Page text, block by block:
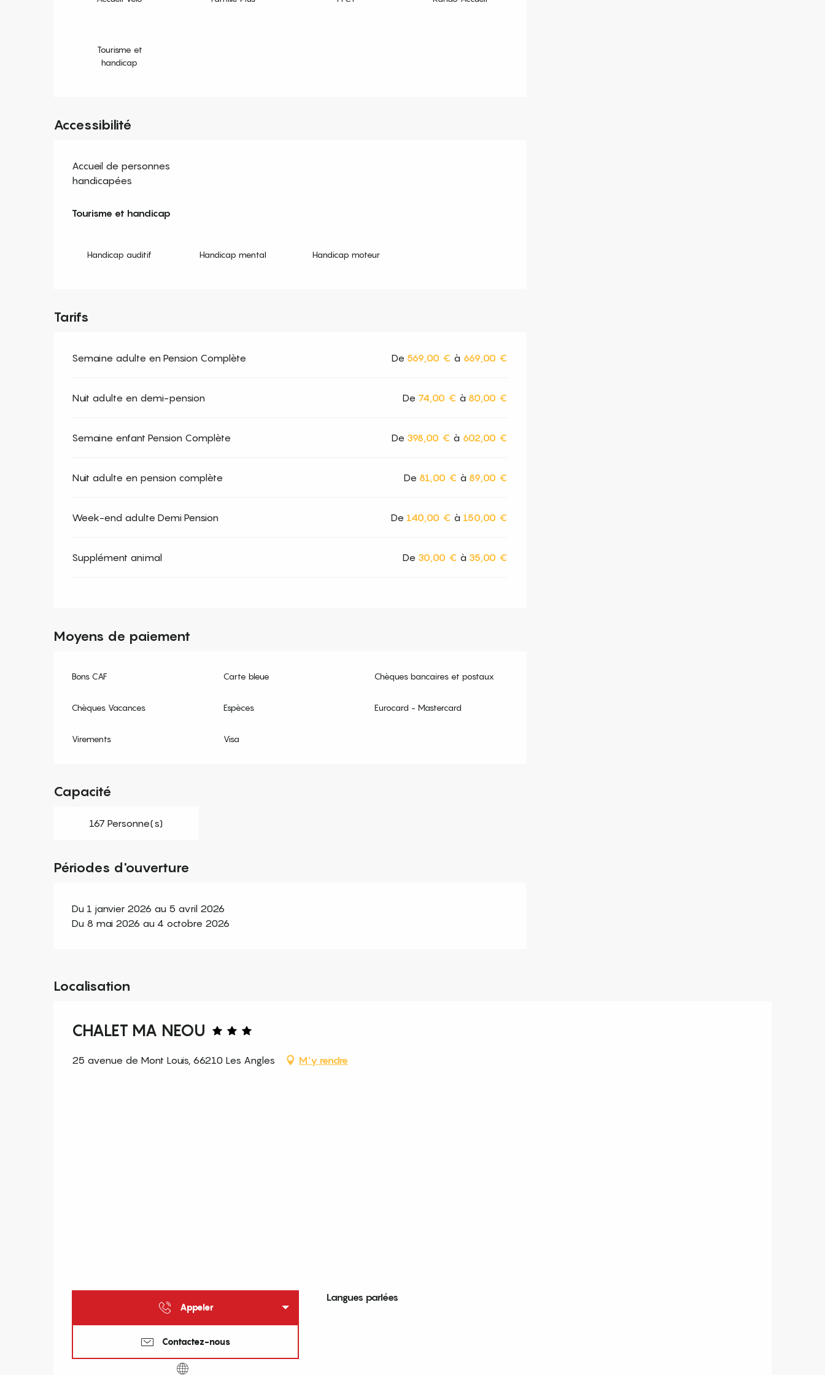
Tourisme et
handicap
Accessibilité
Accueil de personnes
handicapées
Tourisme et handicap
Tourisme et handicap
Handicap auditif Handicap mental Handicap moteur
Tarifs
Semaine adulte en Pension Complète De 569,00 € à 669,00 €
Nuit adulte en demi-pension De 74,00 € à 80,00 €
Semaine enfant Pension Complète De 398,00 € à 602,00 €
Nuit adulte en pension complète De 81,00 € à 89,00 €
Week-end adulte Demi Pension De 140,00 € à 150,00 €
Supplément animal De 30,00 € à 35,00 €
Moyens de paiement
Bons CAF Carte bleue Chèques bancaires et postaux
Chèques Vacances Espèces Eurocard - Mastercard
Virements Visa
Capacité
167 Personne(s)
Périodes d'ouverture
Du 1 janvier 2026 au 5 avril 2026
Du 8 mai 2026 au 4 octobre 2026
Localisation
CHALET MA NEOU
25 avenue de Mont Louis, 66210 Les Angles M'y rendre
Appeler
Contactez-nous
Langues parlées
Langues parlées